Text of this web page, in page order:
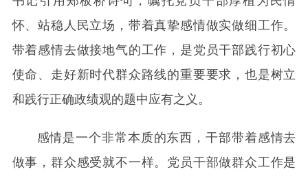
怀、站稳人民立场，带着真挚感情做实做细工作。
带着感情去做接地气的工作，是党员干部践行初心
使命、走好新时代群众路线的重要要求，也是树立
和践行正确政绩观的题中应有之义。
感情是一个非常本质的东西，干部带着感情去
做事，群众感受就不一样。党员干部做群众工作是